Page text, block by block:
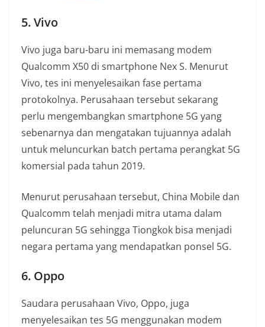
5. Vivo
Vivo juga baru-baru ini memasang modem
Qualcomm X50 di smartphone Nex S. Menurut
Vivo, tes ini menyelesaikan fase pertama
protokolnya. Perusahaan tersebut sekarang
perlu mengembangkan smartphone 5G yang
sebenarnya dan mengatakan tujuannya adalah
untuk meluncurkan batch pertama perangkat 5G
komersial pada tahun 2019.
Menurut perusahaan tersebut, China Mobile dan
Qualcomm telah menjadi mitra utama dalam
peluncuran 5G sehingga Tiongkok bisa menjadi
negara pertama yang mendapatkan ponsel 5G.
6. Oppo
Saudara perusahaan Vivo, Oppo, juga
menyelesaikan tes 5G menggunakan modem